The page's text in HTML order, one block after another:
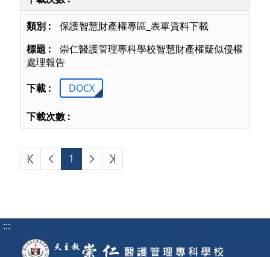
保護智慧財產權專區_表單資料下載
崇仁醫護管理專科學校智慧財產權疑似侵權
處理報告
DOCX
第一頁上一頁
1 下一頁最後頁
:::